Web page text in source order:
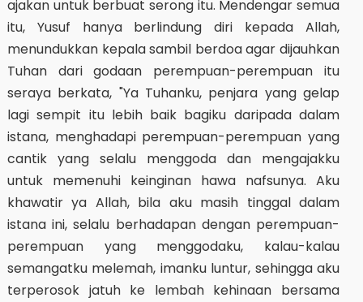
ajakan untuk berbuat serong itu. Mendengar semua
itu, Yusuf hanya berlindung diri kepada Allah,
menundukkan kepala sambil berdoa agar dijauhkan
Tuhan dari godaan perempuan-perempuan itu
seraya berkata, "Ya Tuhanku, penjara yang gelap
lagi sempit itu lebih baik bagiku daripada dalam
istana, menghadapi perempuan-perempuan yang
cantik yang selalu menggoda dan mengajakku
untuk memenuhi keinginan hawa nafsunya. Aku
khawatir ya Allah, bila aku masih tinggal dalam
istana ini, selalu berhadapan dengan perempuan-
perempuan yang menggodaku, kalau-kalau
semangatku melemah, imanku luntur, sehingga aku
terperosok jatuh ke lembah kehinaan bersama